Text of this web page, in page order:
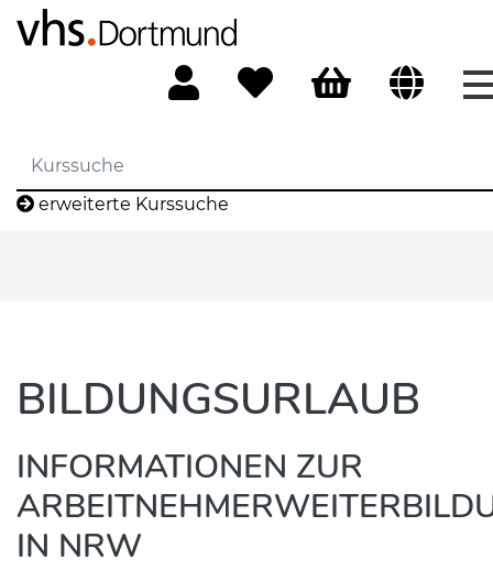
erweiterte Kurssuche
BILDUNGSURLAUB
INFORMATIONEN ZUR
IN NRW